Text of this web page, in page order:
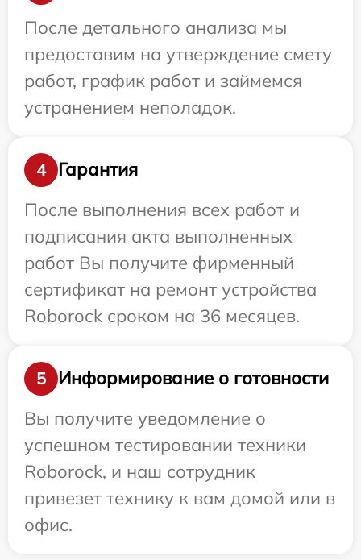
После детального анализа мы
предоставим на утверждение смету
работ, график работ и займемся
устранением неполадок.
4
Гарантия
После выполнения всех работ и
подписания акта выполненных
работ Вы получите фирменный
сертификат на ремонт устройства
Roborock сроком на 36 месяцев.
5
Информирование о готовности
Вы получите уведомление о
успешном тестировании техники
Roborock, и наш сотрудник
привезет технику к вам домой или в
офис.